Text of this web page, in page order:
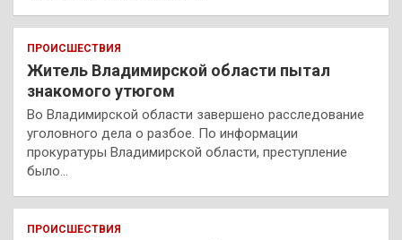
ПРОИСШЕСТВИЯ
Житель Владимирской области пытал
знакомого утюгом
Во Владимирской области завершено расследование
уголовного дела о разбое. По информации
прокуратуры Владимирской области, преступление
было…
ПРОИСШЕСТВИЯ